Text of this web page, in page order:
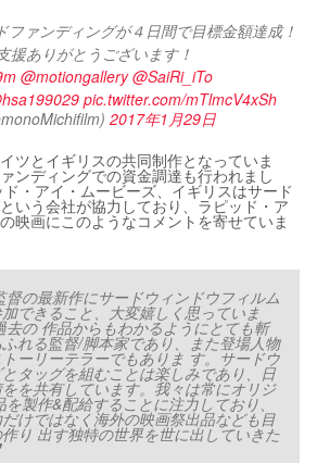
ファンディングが４日間で目標金額達成！
援ありがとうございます！
@motiongallery @SaiRi_iTo
pic.twitter.com/mTlmcV4xSh
2017年1月29日
ツとイギリスの共同制作となっていま
ンディングでの資金調達も行われまし
・アイ・ムービーズ、イギリスはサード
いう会社が協力しており、ラピッド・ア
映画にこのようなコメントを寄せていま
督の最新作にサードウィンドウフィルム
できること、大変嬉しく思っていま
去の 作品からもわかるようにとても斬
れる監督/脚本家であり、また登場人物
ーリーテラーでもありま す。サードウ
タッグを組むことは楽しみであり、日
を共有しています。我々は常にオリジ
製作&配給することに注力しており、
けではなく海外の映画祭出品なども目
り 出す独特の世界を世に出していきた